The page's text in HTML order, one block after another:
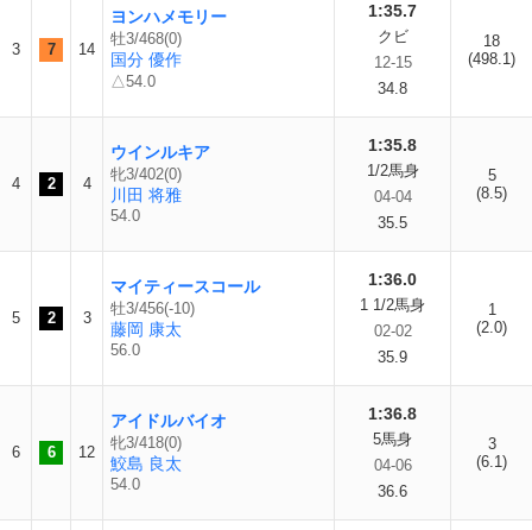
3 7 14
ヨンハメモリー
牡3/468(0)
国分 優作
△54.0
1:35.7
クビ
12-15
34.8
18
(498.1)
4 2 4
ウインルキア
牝3/402(0)
川田 将雅
54.0
1:35.8
1/2馬身
04-04
35.5
5
(8.5)
5 2 3
マイティースコール
牡3/456(-10)
藤岡 康太
56.0
1:36.0
1 1/2馬身
02-02
35.9
1
(2.0)
6 6 12
アイドルバイオ
牝3/418(0)
鮫島 良太
54.0
1:36.8
5馬身
04-06
36.6
3
(6.1)